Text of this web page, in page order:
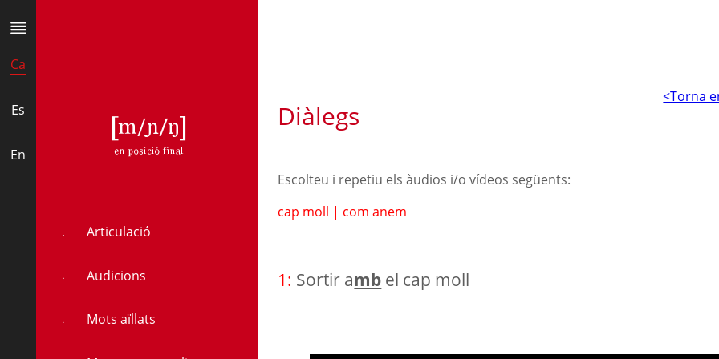
Ca
Es
En ŋ
Articulació
Audicions
Mots aïllats
Diàlegs
<Torna
Escolteu i repetiu els àudios i/o vídeos següents:
cap moll | com anem
1: Sortir amb el cap moll